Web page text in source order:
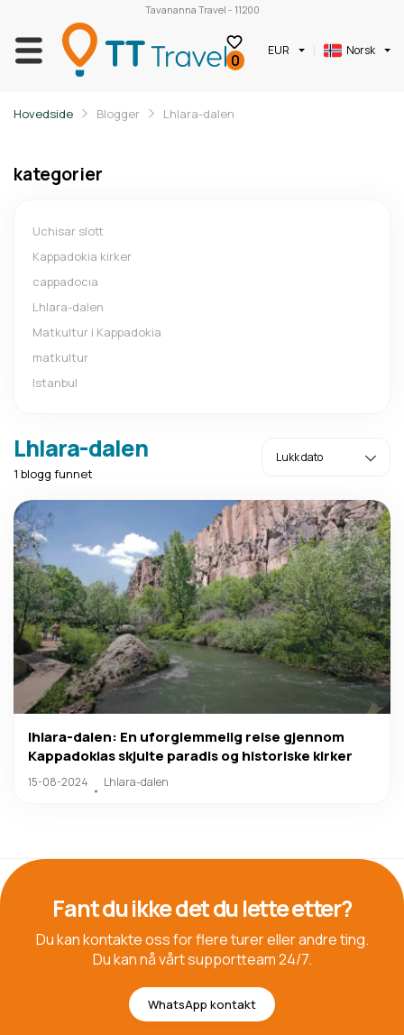
Tavananna Travel - 11200
0 EUR Norsk
Hovedside Blogger Lhlara-dalen
kategorier
Uchisar slott
Kappadokia kirker
cappadocıa
Lhlara-dalen
Matkultur i Kappadokia
matkultur
Istanbul
Lhlara-dalen
1 blogg funnet
Ihlara-dalen: En uforglemmelig reise gjennom
Kappadokias skjulte paradis og historiske kirker
15-08-2024 Lhlara-dalen
Fant du ikke det du lette etter?
Du kan kontakte oss for flere turer eller andre ting.
Du kan nå vårt supportteam 24/7.
WhatsApp kontakt